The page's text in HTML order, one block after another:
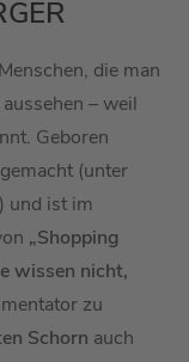
die man
– weil
Geboren
(unter
) und ist im
„Shopping
wissen nicht,
zu
Schorn auch